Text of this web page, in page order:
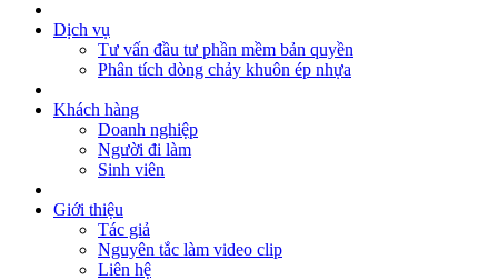
Dịch vụ
Tư vấn đầu tư phần mềm bản quyền
Phân tích dòng chảy khuôn ép nhựa
Khách hàng
Doanh nghiệp
Người đi làm
Sinh viên
Giới thiệu
Tác giả
Nguyên tắc làm video clip
Liên hệ